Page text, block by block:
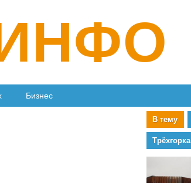
Бизнес
В тему
Трёхгорка